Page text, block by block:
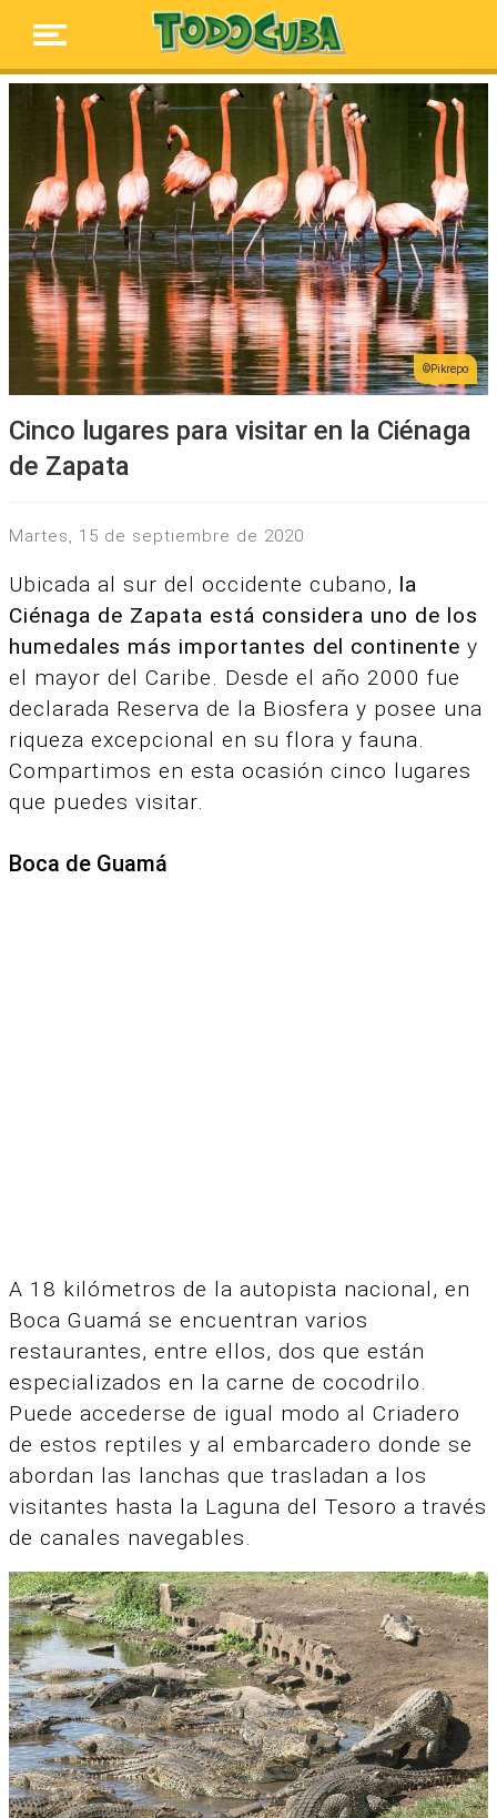
Pikrepo
Cinco lugares para visitar en la Ciénaga
de Zapata
martes, 15 de septiembre de 2020
Ubicada al sur del occidente cubano, la
Ciénaga de Zapata está considera uno de los
humedales más importantes del continente y
el mayor del Caribe. Desde el año 2000 fue
declarada Reserva de la Biosfera y posee una
riqueza excepcional en su flora y fauna.
Compartimos en esta ocasión cinco lugares
que puedes visitar.
Boca de Guamá
A 18 kilómetros de la autopista nacional, en
Boca Guamá se encuentran varios
restaurantes, entre ellos, dos que están
especializados en la carne de cocodrilo.
Puede accederse de igual modo al Criadero
de estos reptiles y al embarcadero donde se
abordan las lanchas que trasladan a los
visitantes hasta la Laguna del Tesoro a través
de canales navegables.